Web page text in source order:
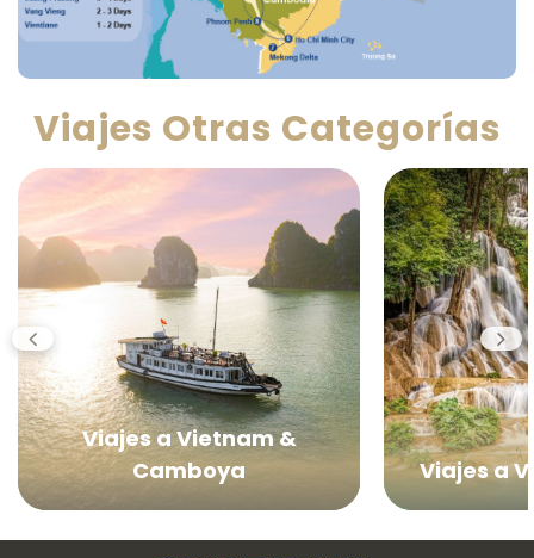
Viajes Otras Categorías
Viajes a Vietnam &
Camboya
Viajes a